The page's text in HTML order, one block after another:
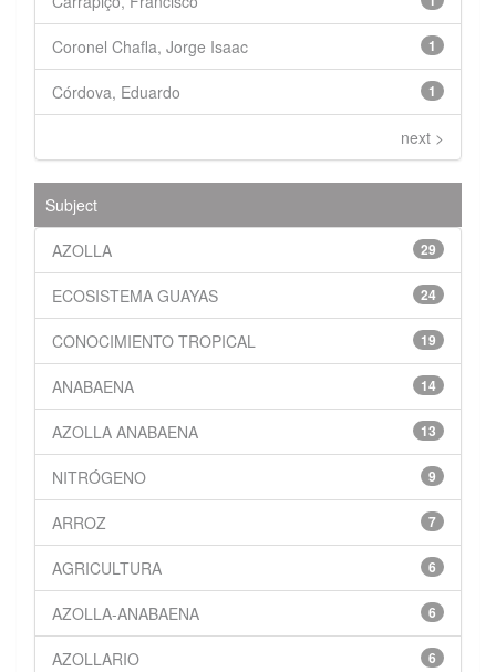
1
Coronel Chafla, Jorge Isaac
1
Córdova, Eduardo
next >
Subject
29
AZOLLA
24
ECOSISTEMA GUAYAS
19
CONOCIMIENTO TROPICAL
14
ANABAENA
13
AZOLLA ANABAENA
9
NITRÓGENO
7
ARROZ
6
AGRICULTURA
6
AZOLLA-ANABAENA
6
AZOLLARIO